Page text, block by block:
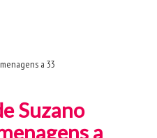
a 33
Suzano
a